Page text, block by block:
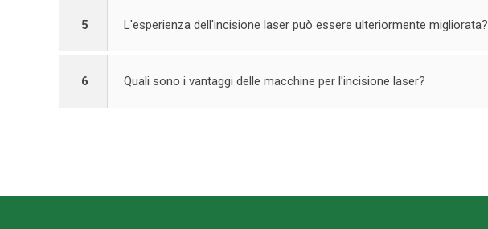
5 L'esperienza dell'incisione laser può essere ulteriormente migliorata?
6 Quali sono i vantaggi delle macchine per l'incisione laser?